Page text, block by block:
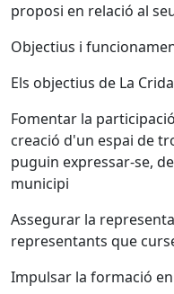
proposi en relació al
Objectius i
Els objectius de La
Fomentar la
creació d'un espai de
puguin expressar-se,
municipi
Assegurar la
representants que
Impulsar la formació